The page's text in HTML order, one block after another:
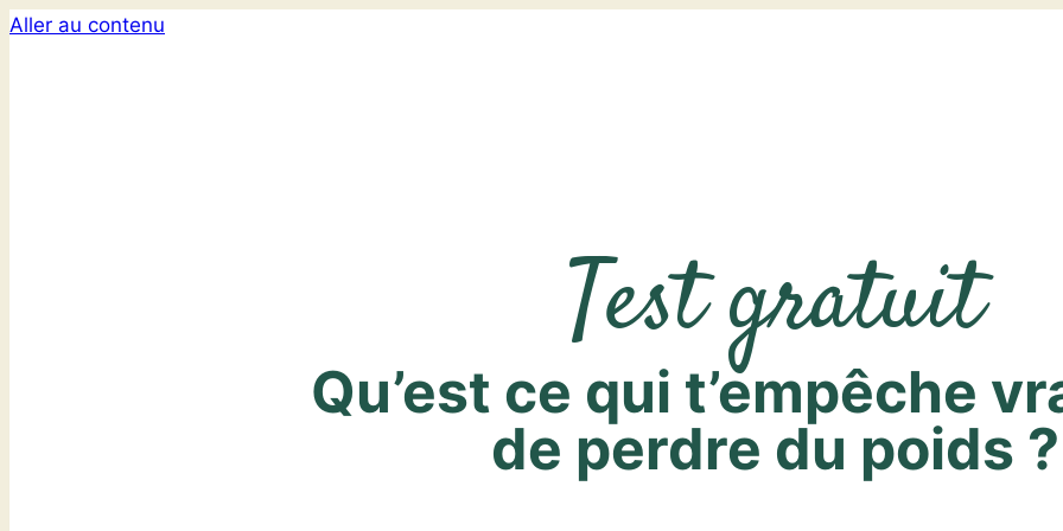
Aller au contenu
Test gratuit
Qu’est ce qui t’empêche
de perdre du poids ?